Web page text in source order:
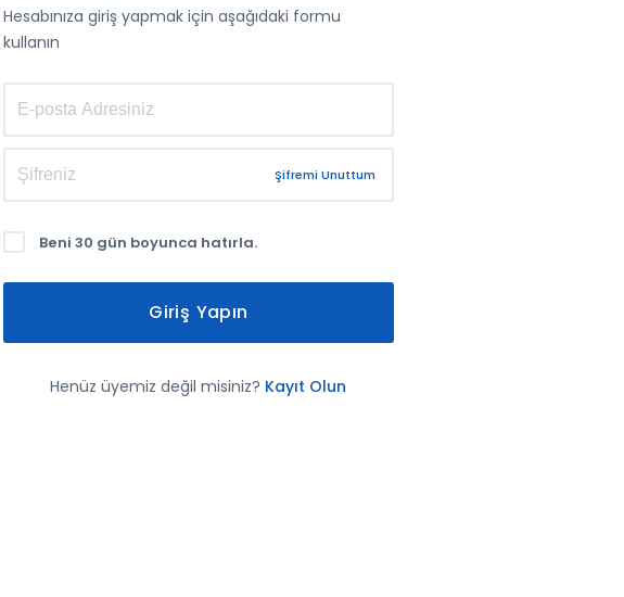
Hesabınıza giriş yapmak için aşağıdaki formu
kullanın
Şifremi Unuttum
Beni 30 gün boyunca hatırla.
Giriş Yapın
Henüz üyemiz değil misiniz? Kayıt Olun